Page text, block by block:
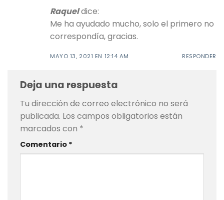
Raqueldice:
Me ha ayudado mucho, solo el primero no
correspondía, gracias.
MAYO 13, 2021 EN 12:14 AM RESPONDER
Deja una respuesta
Tu dirección de correo electrónico no será
publicada. Los campos obligatorios están
marcados con *
Comentario *